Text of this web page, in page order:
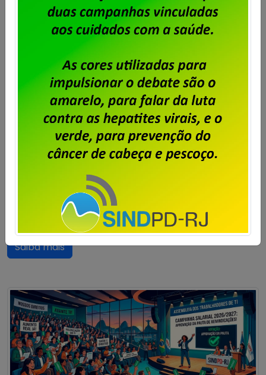
Dataprev – Assembleia para tratar
da PLR 2026
Publicado porImprensaem 27/07/2026.
A diretoria do Sindpd-RJ realizará, no dia 30 de julho
de 2026, às 18h30m em segunda e última chamada,
assembleia com os trabalhadores e trabalhadoras
da Dataprev no RJ para debater e deliberar sobre a
PLR 2026. Confira o edital: SINDICATO DOS
TRABALHADORES EM EMPRESAS E SERVIÇOS PÚBLICOS E
PRIVADOS DE INFORMÁTICA E INTERNET E […]
Saiba mais